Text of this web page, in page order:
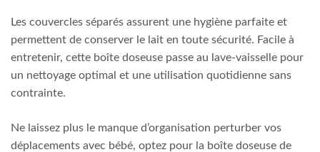
Les couvercles séparés assurent une hygiène parfaite et
permettent de conserver le lait en toute sécurité. Facile à
entretenir, cette boîte doseuse passe au lave-vaisselle pour
un nettoyage optimal et une utilisation quotidienne sans
contrainte.
Ne laissez plus le manque d’organisation perturber vos
déplacements avec bébé, optez pour la boîte doseuse de